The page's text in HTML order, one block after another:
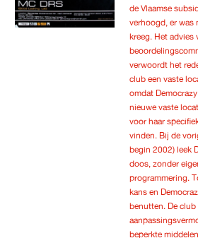
de Vlaamse
verhoogd, er was
kreeg. Het advies
verwoordt het
club een vaste
omdat
nieuwe vaste
voor haar
vinden. Bij de
begin 2002) leek
doos, zonder
programmering.
kans en
benutten. De
beperkte